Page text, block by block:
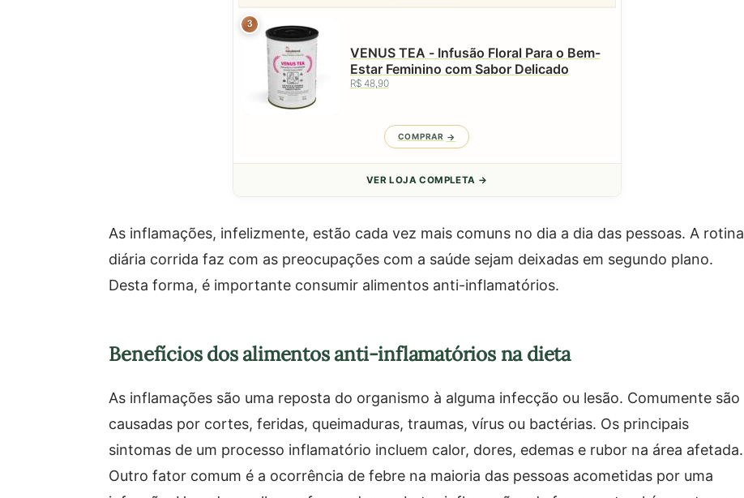
3
VENUS TEA - Infusão Floral Para o Bem-
Estar Feminino com Sabor Delicado
R$ 48,90
COMPRAR
VER LOJA COMPLETA →
As inflamações, infelizmente, estão cada vez mais comuns no dia a dia das pessoas. A rotina
diária corrida faz com as preocupações com a saúde sejam deixadas em segundo plano.
Desta forma, é importante consumir alimentos anti-inflamatórios.
Benefícios dos alimentos anti-inflamatórios na dieta
As inflamações são uma reposta do organismo à alguma infecção ou lesão. Comumente são
causadas por cortes, feridas, queimaduras, traumas, vírus ou bactérias. Os principais
sintomas de um processo inflamatório incluem calor, dores, edemas e rubor na área afetada.
Outro fator comum é a ocorrência de febre na maioria das pessoas acometidas por uma